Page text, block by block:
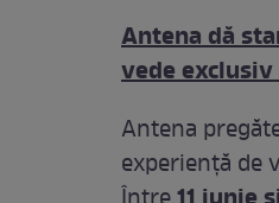
Antena dă
vede exclusiv
Antena
experiență de